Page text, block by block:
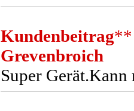
Kundenbeitrag**
Grevenbroich
Super